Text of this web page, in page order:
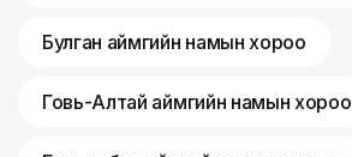
Булган аймгийн намын хороо
Говь-Алтай аймгийн намын хороо